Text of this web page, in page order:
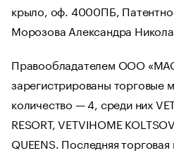
крыло, оф. 4000ПБ,
Морозова Александра
Правообладателем ООО
зарегистрированы торговые
количество — 4, среди них
RESORT, VETVIHOME
QUEENS. Последняя